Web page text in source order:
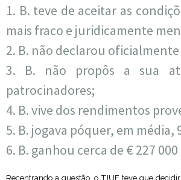
B. teve de aceitar as
mais fraco e juridicamente
B. não declarou
B. não propôs a sua
patrocinadores;
B. vive dos rendimentos
B. jogava póquer, em média,
B. ganhou cerca de € 227
Recentrando a questão, o TJUE teve que